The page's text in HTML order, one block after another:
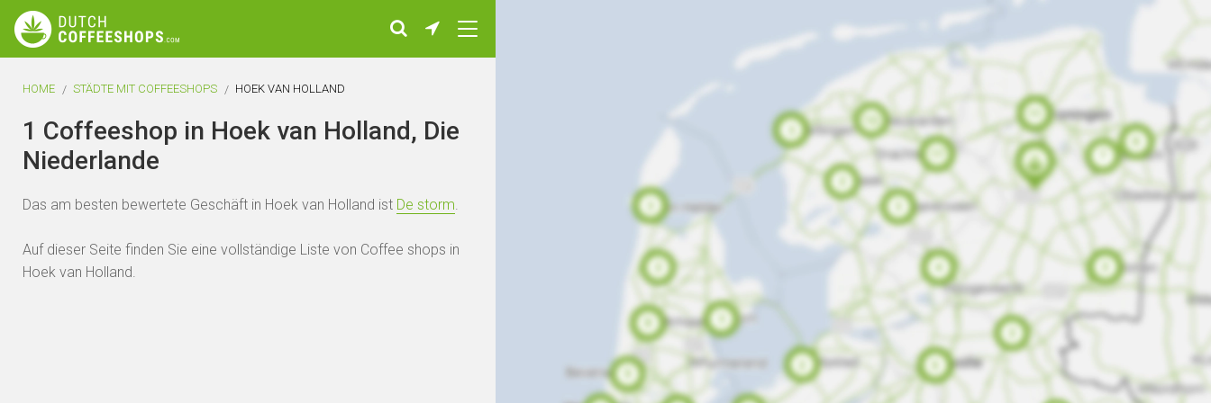
HOME STÄDTE MIT COFFEESHOPS HOEK VAN HOLLAND
1 Coffeeshop in Hoek van Holland, Die
Niederlande
Das am besten bewertete Geschäft in Hoek van Holland ist De storm.
Auf dieser Seite finden Sie eine vollständige Liste von Coffee shops in
Hoek van Holland.